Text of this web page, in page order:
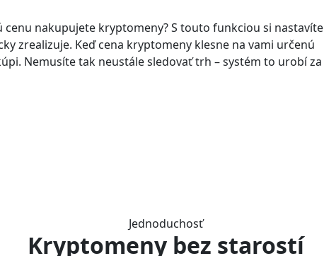
nakupujete kryptomeny? S touto funkciou si nastavíte
zrealizuje. Keď cena kryptomeny klesne na vami určenú
Nemusíte tak neustále sledovať trh – systém to urobí za
Jednoduchosť
Kryptomeny bez starostí